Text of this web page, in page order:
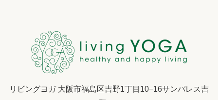
リビングヨガ 大阪市福島区吉野1丁目10−16サンパレス吉